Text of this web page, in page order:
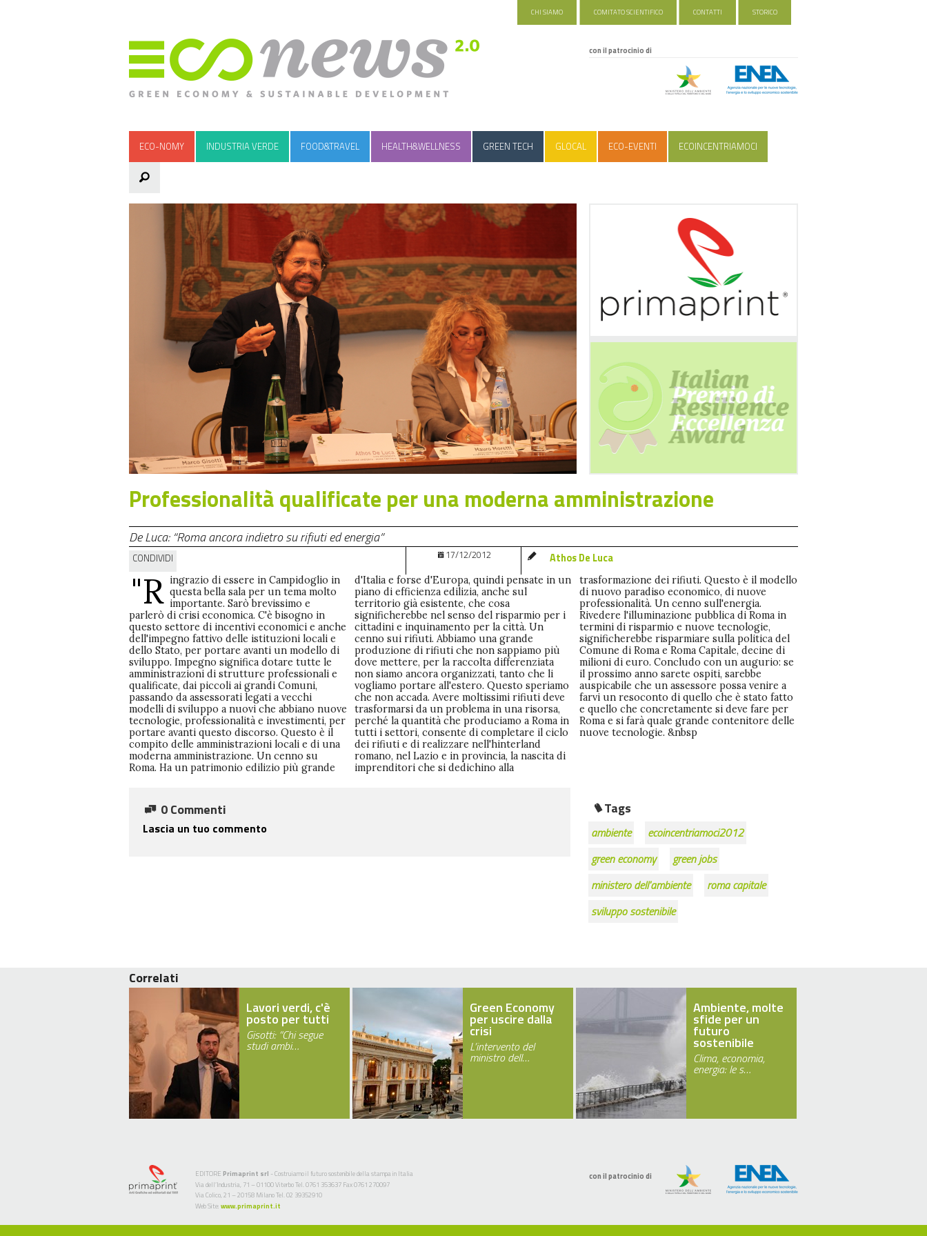
CHI SIAMO COMITATO SCIENTIFICO CONTATTI STORICO
con il patrocinio di
ECO-NOMY INDUSTRIA VERDE FOOD&TRAVEL HEALTH&WELLNESS GREEN TECH GLOCAL ECO-EVENTI ECOINCENTRIAMOCI
Professionalità qualificate per una moderna amministrazione
De Luca: “Roma ancora indietro su rifiuti ed energia”
CONDIVIDI 17/12/2012 Athos De Luca
"R ingrazio di essere in Campidoglio in
questa bella sala per un tema molto
importante. Sarò brevissimo e
parlerò di crisi economica. C'è bisogno in
questo settore di incentivi economici e anche
dell'impegno fattivo delle istituzioni locali e
dello Stato, per portare avanti un modello di
sviluppo. Impegno significa dotare tutte le
amministrazioni di strutture professionali e
qualificate, dai piccoli ai grandi Comuni,
passando da assessorati legati a vecchi
modelli di sviluppo a nuovi che abbiano nuove
tecnologie, professionalità e investimenti, per
portare avanti questo discorso. Questo è il
compito delle amministrazioni locali e di una
moderna amministrazione. Un cenno su
Roma. Ha un patrimonio edilizio più grande
d'Italia e forse d'Europa, quindi pensate in un
piano di efficienza edilizia, anche sul
territorio già esistente, che cosa
significherebbe nel senso del risparmio per i
cittadini e inquinamento per la città. Un
cenno sui rifiuti. Abbiamo una grande
produzione di rifiuti che non sappiamo più
dove mettere, per la raccolta differenziata
non siamo ancora organizzati, tanto che li
vogliamo portare all'estero. Questo speriamo
che non accada. Avere moltissimi rifiuti deve
trasformarsi da un problema in una risorsa,
perché la quantità che produciamo a Roma in
tutti i settori, consente di completare il ciclo
dei rifiuti e di realizzare nell'hinterland
romano, nel Lazio e in provincia, la nascita di
imprenditori che si dedichino alla
trasformazione dei rifiuti. Questo è il modello
di nuovo paradiso economico, di nuove
professionalità. Un cenno sull'energia.
Rivedere l'illuminazione pubblica di Roma in
termini di risparmio e nuove tecnologie,
significherebbe risparmiare sulla politica del
Comune di Roma e Roma Capitale, decine di
milioni di euro. Concludo con un augurio: se
il prossimo anno sarete ospiti, sarebbe
auspicabile che un assessore possa venire a
farvi un resoconto di quello che è stato fatto
e quello che concretamente si deve fare per
Roma e si farà quale grande contenitore delle
nuove tecnologie. &nbsp
0 Commenti
Lascia un tuo commento
Tags
ambiente
ecoincentriamoci2012
green economy
green jobs
ministero dell'ambiente
roma capitale
sviluppo sostenibile
Correlati
Lavori verdi, c'è
posto per tutti
Gisotti: “Chi segue
studi ambi…
Green Economy
per uscire dalla
crisi
L’intervento del
ministro dell…
Ambiente, molte
sfide per un
futuro
sostenibile
Clima, economia,
energia: le s…
EDITORE Primaprint srl - Costruiamo il futuro sostenibile della stampa in Italia
Via dell’Industria, 71 – 01100 Viterbo Tel. 0761 353637 Fax 0761 270097
Via Colico, 21 – 20158 Milano Tel. 02 39352910
Web Site: www.primaprint.it
con il patrocinio di